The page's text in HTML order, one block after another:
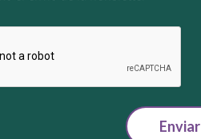
Enviar